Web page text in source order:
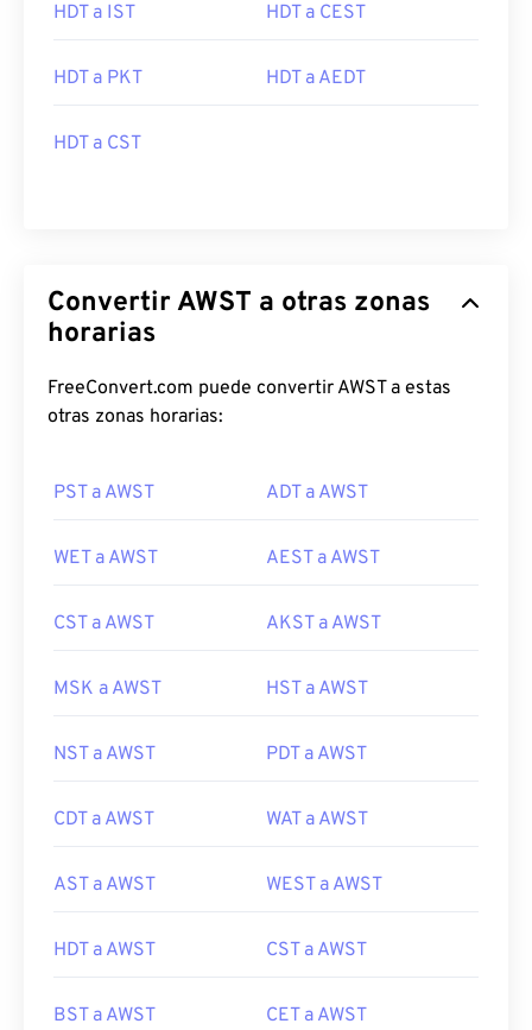
HDT a IST HDT a CEST
HDT a PKT HDT a AEDT
HDT a CST
Convertir AWST a otras zonas
horarias
FreeConvert.com puede convertir AWST a estas
otras zonas horarias:
PST a AWST ADT a AWST
WET a AWST AEST a AWST
CST a AWST AKST a AWST
MSK a AWST HST a AWST
NST a AWST PDT a AWST
CDT a AWST WAT a AWST
AST a AWST WEST a AWST
HDT a AWST CST a AWST
BST a AWST CET a AWST